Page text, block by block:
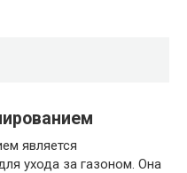
является
ухода за газоном. Она